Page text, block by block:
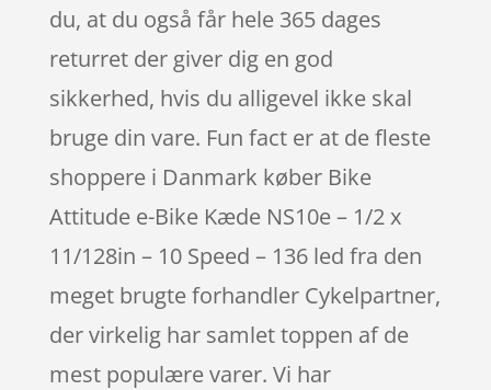
du, at du også får hele 365 dages
returret der giver dig en god
sikkerhed, hvis du alligevel ikke skal
bruge din vare. Fun fact er at de fleste
shoppere i Danmark køber Bike
Attitude e-Bike Kæde NS10e – 1/2 x
11/128in – 10 Speed – 136 led fra den
meget brugte forhandler Cykelpartner,
der virkelig har samlet toppen af de
mest populære varer. Vi har